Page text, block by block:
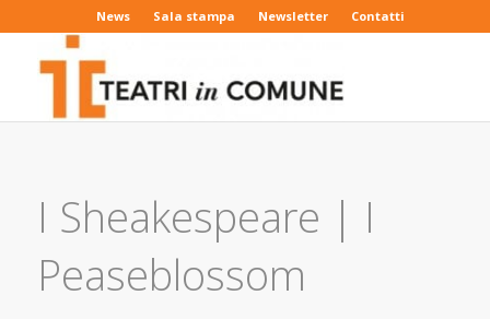
News Sala stampa Newsletter Contatti
I Sheakespeare | I
Peaseblossom